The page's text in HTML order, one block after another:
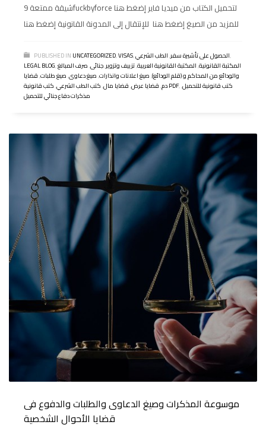
شيقة ممتعة 9fuckbyforce لتحميل الكتاب من ميديا فاير إضغط هنا
للمزيد من الصيغ إضغط هنا للإنتقال إلى المدونة القانونية إضغط هنا
PUBLISHED IN UNCATEGORIZED,VISAS, الحصول على تأشيرة سفر,الطب الشرعي
,
LEGAL BLOG, المكتبة القانونية,المكتبة القانونية العربية,تزييف وتزوير,جنائى,صرف المبالغ
والودائع من المحاكم و (قلم الودائع),صيغ اعلانات وانذارات,صيغ دعاوى,صيغ طلبات,قضايا
دم,قضايا عرض,قضايا مال,كتب الطب الشرعي, كتب قانونية PDF, كتب قانونية للتحميل,
مذكرات دفاع جنائي للتحميل
موسوعة المذكرات وصيغ الدعاوى والطلبات والدفوع فى
قضايا الأحوال الشخصية